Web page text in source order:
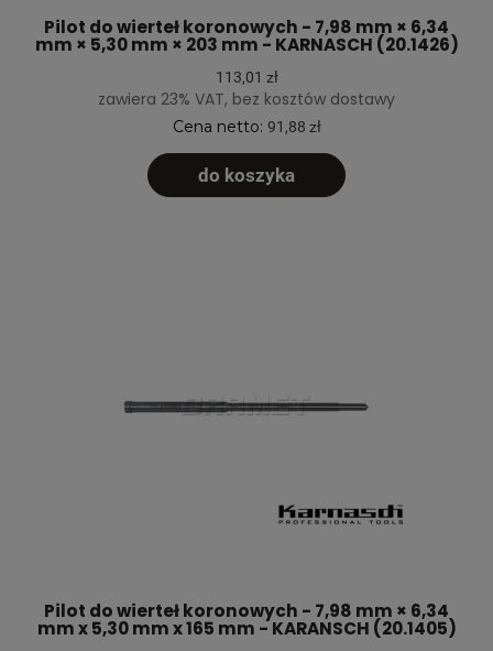
Pilot do wierteł koronowych - 7,98 mm × 6,34
mm × 5,30 mm × 203 mm - KARNASCH (20.1426)
113,01 zł
zawiera 23% VAT, bez kosztów dostawy
Cena netto: 91,88 zł
do koszyka
Pilot do wierteł koronowych - 7,98 mm × 6,34
mm x 5,30 mm x 165 mm - KARANSCH (20.1405)